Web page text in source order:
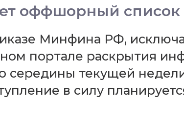
оффшорный список
Минфина РФ,
портале раскрытия
середины текущей
в силу